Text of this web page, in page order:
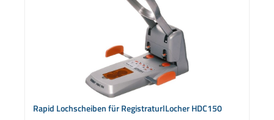
Rapid Lochscheiben für RegistraturlLocher HDC150